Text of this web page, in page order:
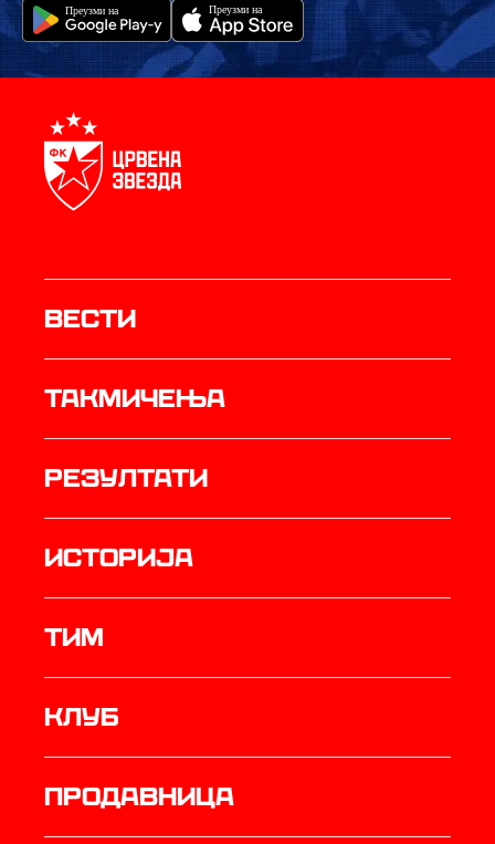
Вести
Такмичења
резултати
историја
ТИМ
Клуб
продавница